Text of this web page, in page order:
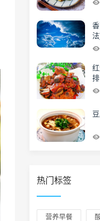
热门标签
营养早餐